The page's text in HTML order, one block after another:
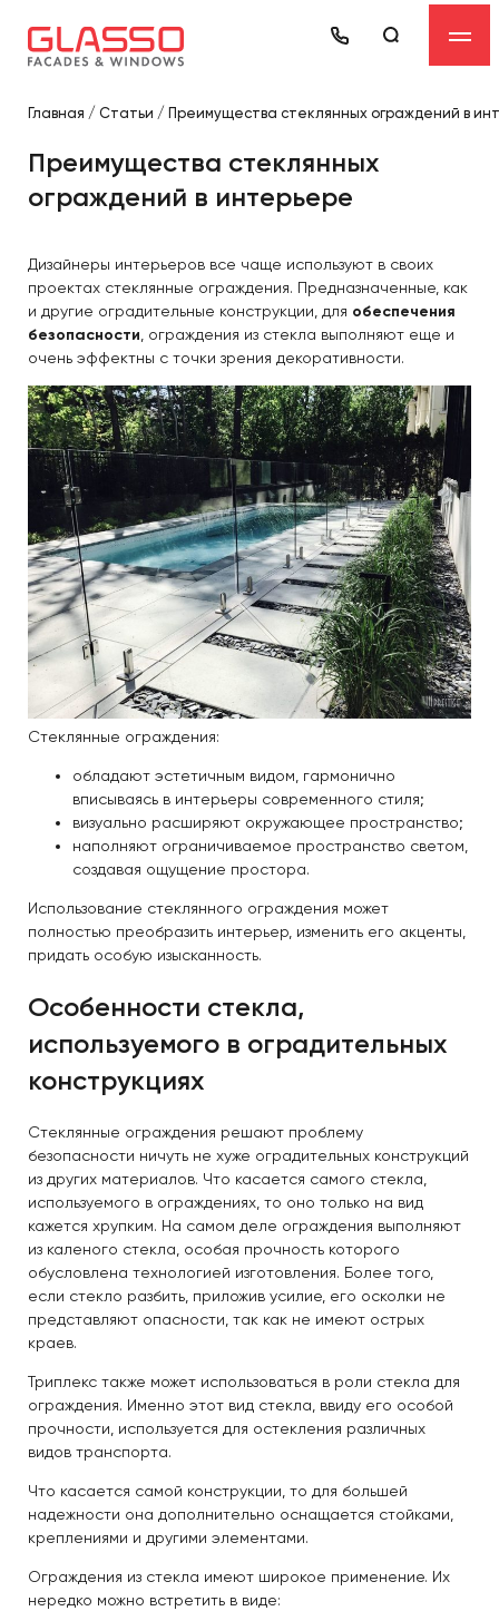
Главная / Статьи / Преимущества стеклянных ограждений в
Преимущества стеклянных
ограждений в интерьере
Дизайнеры интерьеров все чаще используют в своих
проектах стеклянные ограждения. Предназначенные, как
и другие оградительные конструкции, для обеспечения
безопасности , ограждения из стекла выполняют еще и
очень эффектны с точки зрения декоративности.
Стеклянные ограждения:
обладают эстетичным видом, гармонично
вписываясь в интерьеры современного стиля;
визуально расширяют окружающее пространство;
наполняют ограничиваемое пространство светом,
создавая ощущение простора.
Использование стеклянного ограждения может
полностью преобразить интерьер, изменить его акценты,
придать особую изысканность.
Особенности стекла,
используемого в оградительных
конструкциях
Стеклянные ограждения решают проблему
безопасности ничуть не хуже оградительных конструкций
из других материалов. Что касается самого стекла,
используемого в ограждениях, то оно только на вид
кажется хрупким. На самом деле ограждения выполняют
из каленого стекла, особая прочность которого
обусловлена технологией изготовления. Более того,
если стекло разбить, приложив усилие, его осколки не
представляют опасности, так как не имеют острых
краев.
Триплекс также может использоваться в роли стекла для
ограждения. Именно этот вид стекла, ввиду его особой
прочности, используется для остекления различных
видов транспорта.
Что касается самой конструкции, то для большей
надежности она дополнительно оснащается стойками,
креплениями и другими элементами.
Ограждения из стекла имеют широкое применение. Их
нередко можно встретить в виде: